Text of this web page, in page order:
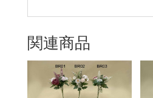
関連商品